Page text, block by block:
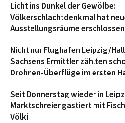
Licht ins Dunkel der Gewölbe:
Völkerschlachtdenkmal hat
Ausstellungsräume erschlossen
Nicht nur Flughafen Leipzig/
Sachsens Ermittler zählten
Drohnen-Überflüge im ersten
Seit Donnerstag wieder in
Marktschreier gastiert mit
Völki